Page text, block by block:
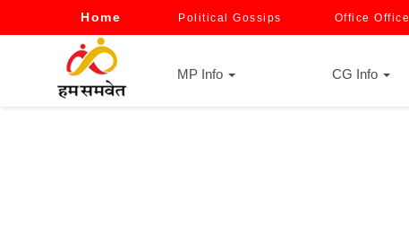
Home Political Gossips Office Office
MP Info CG Info